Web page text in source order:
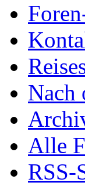
Nach
Alle
RSS-